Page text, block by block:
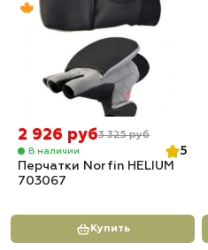
2 926 руб3 325 руб
В наличии
5
Перчатки Norfin HELIUM
703067
Купить